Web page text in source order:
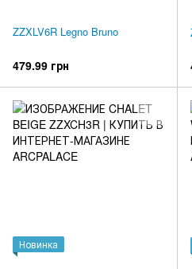
ZZXLV6R Legno Bruno
479.99 грн
Новинка